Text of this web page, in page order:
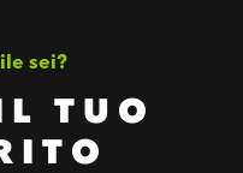
sei?
TUO